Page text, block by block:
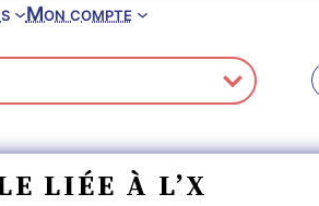
Mon compte
LIÉE À L’X